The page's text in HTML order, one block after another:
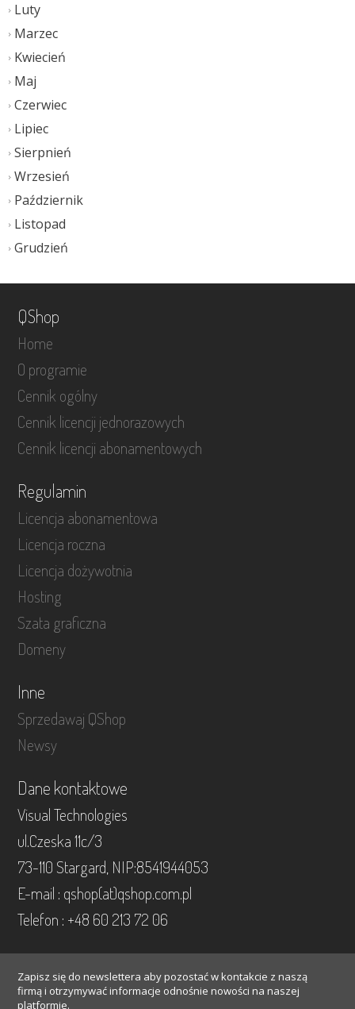
Luty
Marzec
Kwiecień
Maj
Czerwiec
Lipiec
Sierpnień
Wrzesień
Październik
Listopad
Grudzień
QShop
Home
O programie
Cennik ogólny
Cennik licencji jednorazowych
Cennik licencji abonamentowych
Regulamin
Licencja abonamentowa
Licencja roczna
Licencja dożywotnia
Hosting
Szata graficzna
Domeny
Inne
Sprzedawaj QShop
Newsy
Dane kontaktowe
Visual Technologies
ul.Czeska 11c/3
73-110 Stargard, NIP:8541944053
E-mail : qshop(at)qshop.com.pl
Telefon : +48 60 213 72 06
Zapisz się do newslettera aby pozostać w kontakcie z naszą
firmą i otrzymywać informacje odnośnie nowości na naszej
platformie.